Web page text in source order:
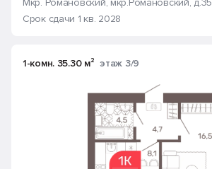
Мкр. Романовский, мкр.Романовский, д.35
Срок сдачи 1 кв. 2028
1-комн. 35.30 м² этаж 3/9